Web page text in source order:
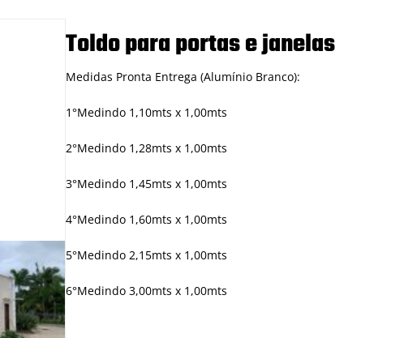
Toldo para portas e janelas
Medidas Pronta Entrega (Alumínio Branco):
1°Medindo 1,10mts x 1,00mts
2°Medindo 1,28mts x 1,00mts
3°Medindo 1,45mts x 1,00mts
4°Medindo 1,60mts x 1,00mts
5°Medindo 2,15mts x 1,00mts
6°Medindo 3,00mts x 1,00mts